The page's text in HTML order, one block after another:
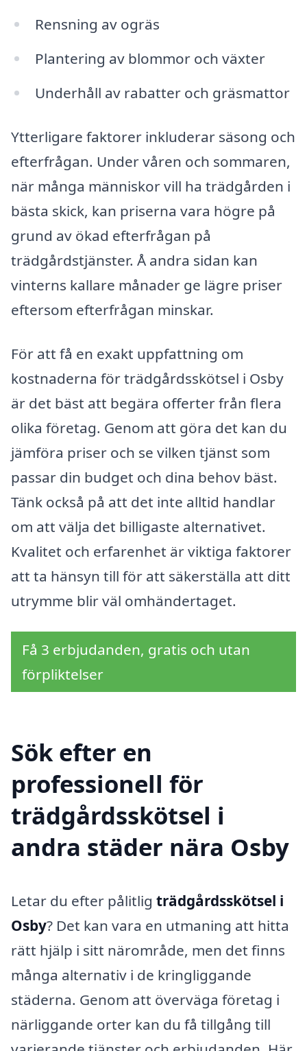
Rensning av ogräs
Plantering av blommor och växter
Underhåll av rabatter och gräsmattor
Ytterligare faktorer inkluderar säsong och
efterfrågan. Under våren och sommaren,
när många människor vill ha trädgården i
bästa skick, kan priserna vara högre på
grund av ökad efterfrågan på
trädgårdstjänster. Å andra sidan kan
vinterns kallare månader ge lägre priser
eftersom efterfrågan minskar.
För att få en exakt uppfattning om
kostnaderna för trädgårdsskötsel i Osby
är det bäst att begära offerter från flera
olika företag. Genom att göra det kan du
jämföra priser och se vilken tjänst som
passar din budget och dina behov bäst.
Tänk också på att det inte alltid handlar
om att välja det billigaste alternativet.
Kvalitet och erfarenhet är viktiga faktorer
att ta hänsyn till för att säkerställa att ditt
utrymme blir väl omhändertaget.
Få 3 erbjudanden, gratis och utan
förpliktelser
Sök efter en
professionell för
trädgårdsskötsel i
andra städer nära Osby
Letar du efter pålitlig trädgårdsskötsel i
Osby? Det kan vara en utmaning att hitta
rätt hjälp i sitt närområde, men det finns
många alternativ i de kringliggande
städerna. Genom att överväga företag i
närliggande orter kan du få tillgång till